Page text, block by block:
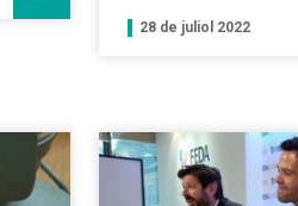
28 de juliol 2022